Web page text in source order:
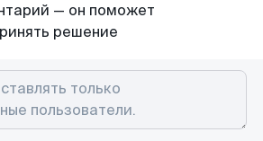
— он поможет
решение